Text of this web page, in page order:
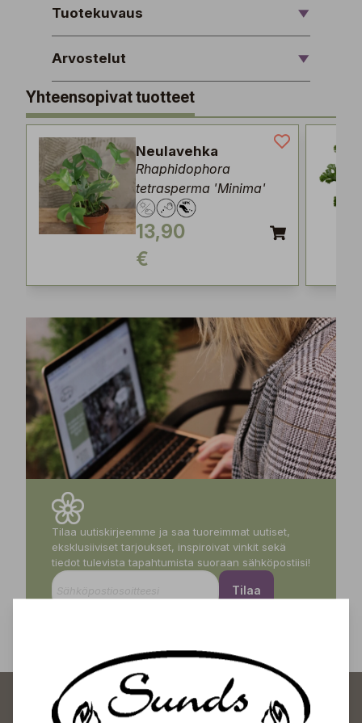
Tuotekuvaus
Arvostelut
Yhteensopivat tuotteet
Neulavehka
Rhaphidophora
tetrasperma 'Minima'
13,90
€
Tilaa uutiskirjeemme ja saa tuoreimmat uutiset,
eksklusiiviset tarjoukset, inspiroivat vinkit sekä
tiedot tulevista tapahtumista suoraan sähköpostiisi!
Tilaa